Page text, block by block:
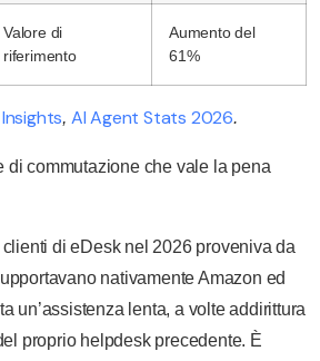
Valore di
riferimento
Aumento del
61%
, AI Agent Stats 2026.
di commutazione che vale la pena
di eDesk nel 2026 proveniva da
nativamente Amazon ed
un’assistenza lenta, a volte addirittura
proprio helpdesk precedente. È